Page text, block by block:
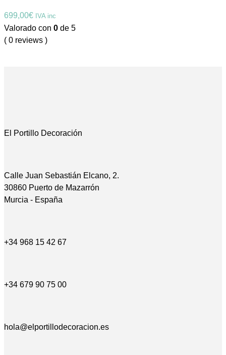
699,00€ IVA inc
Valorado con 0 de 5
( 0 reviews )
El Portillo Decoración
Calle Juan Sebastián Elcano, 2.
30860 Puerto de Mazarrón
Murcia - España
+34 968 15 42 67
+34 679 90 75 00
hola@elportillodecoracion.es